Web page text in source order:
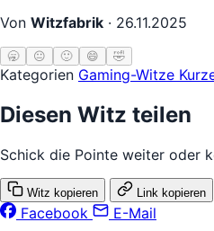
Von Witzfabrik · 26.11.2025
🥱 😐 🙂 😄 🤣
Kategorien Gaming-Witze
Diesen Witz teilen
Schick die Pointe weiter oder
Witz kopieren Link kopieren
Facebook
E-Mail